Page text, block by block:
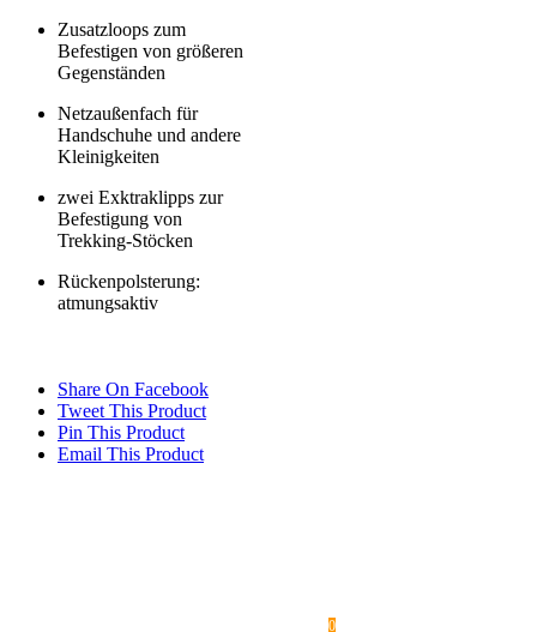
Zusatzloops zum
Befestigen von größeren
Gegenständen
Netzaußenfach für
Handschuhe und andere
Kleinigkeiten
zwei Exktraklipps zur
Befestigung von
Trekking-Stöcken
Rückenpolsterung:
atmungsaktiv
Share On Facebook
Tweet This Product
Pin This Product
Email This Product
0